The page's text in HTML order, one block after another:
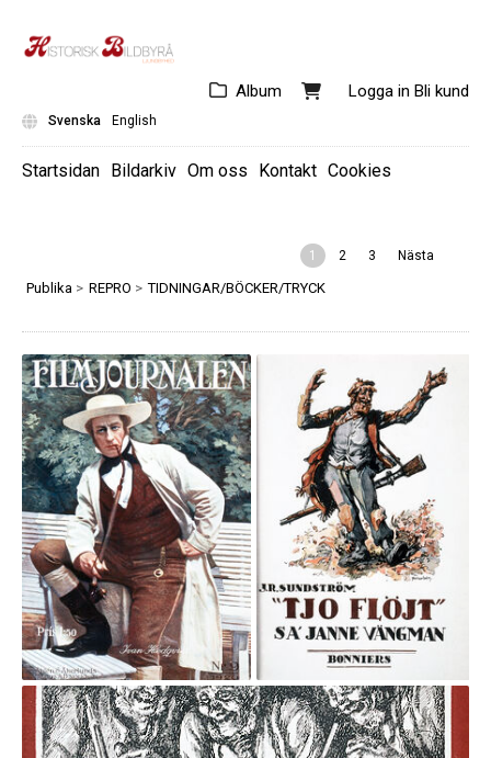
Logga in Bli kund
Album
Svenska English
Startsidan Bildarkiv Om oss Kontakt Cookies
1 2 3 Nästa
Publika > REPRO > TIDNINGAR/BÖCKER/TRYCK